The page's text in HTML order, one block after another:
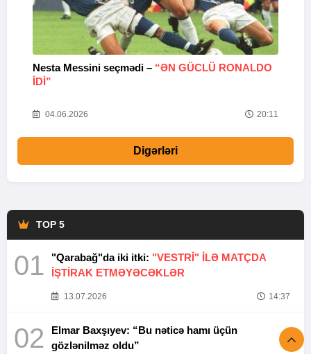
Nesta Messini seçmədi – “ƏN GÜCLÜ RONALDO
IDI”
04.06.2026 20:11
Digərləri
TOP 5
01 "Qarabağ"da iki itki: "VESTRİ" İLƏ MATÇDA
İŞTİRAK ETMƏYƏCƏKLƏR
13.07.2026 14:37
02
Elmar Baxşıyev: “Bu nəticə hamı üçün
gözlənilməz oldu”